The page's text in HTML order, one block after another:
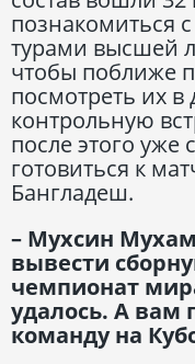
познакомиться
турами высшей
чтобы поближе
посмотреть их
контрольную
после этого уже
готовиться к
Бангладеш.
– Мухсин
вывести
чемпионат
удалось. А вам
команду на